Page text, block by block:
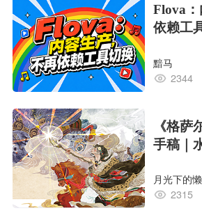
Flova
依赖工
黯马
2344
《格萨
手稿｜
月光下的
2315